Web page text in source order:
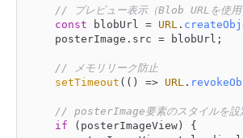
// プレビュー表示（Blob URLを使用
const blobUrl = URL .
		posterImage.
src = blobUrl;
// メモリリーク防止
setTimeout ( () => URL .
// posterImage要素のスタイルを設
if (posterImageView) {